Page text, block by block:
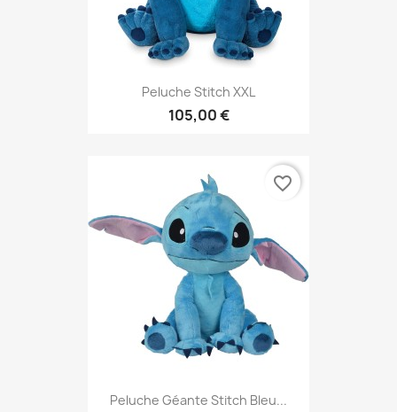
Peluche Stitch XXL
105,00 €
Peluche Géante Stitch Bleu...
favorite_border